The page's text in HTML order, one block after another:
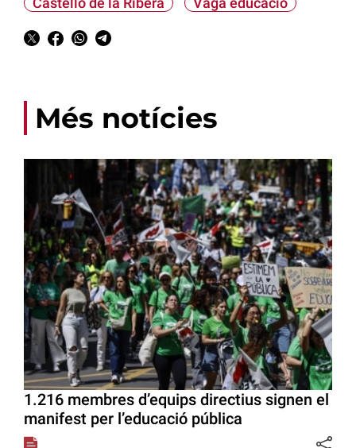
Més notícies
1.216 membres d’equips directius signen el
manifest per l’educació pública